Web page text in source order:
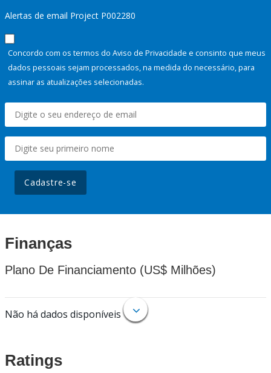
Alertas de email Project P002280
Concordo com os termos do Aviso de Privacidade e consinto que meus
dados pessoais sejam processados, na medida do necessário, para
assinar as atualizações selecionadas.
Cadastre-se
Finanças
Plano De Financiamento (US$ Milhões)
Não há dados disponíveis
Ratings